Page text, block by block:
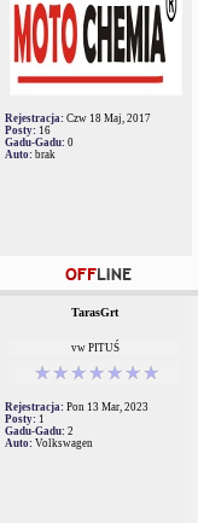
Rejestracja: Czw 18 Maj, 2017
Posty: 16
Gadu-Gadu: 0
Auto: brak
TarasGrt
vw PITUŚ
Rejestracja: Pon 13 Mar, 2023
Posty: 1
Gadu-Gadu: 2
Auto: Volkswagen